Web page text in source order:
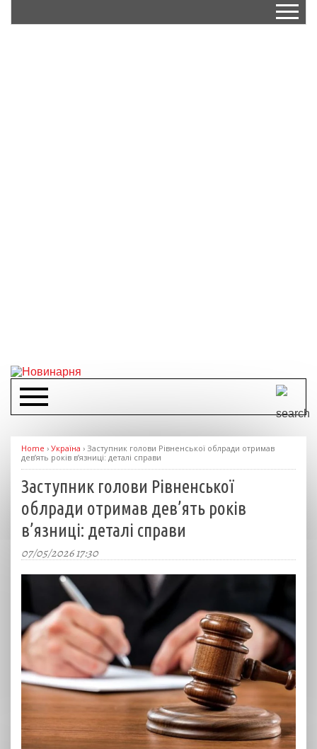
Home › Україна › Заступник голови Рівненської облради отримав
дев’ять років в’язниці: деталі справи
Заступник голови Рівненської
облради отримав дев’ять років
в’язниці: деталі справи
07/05/2026 17:30